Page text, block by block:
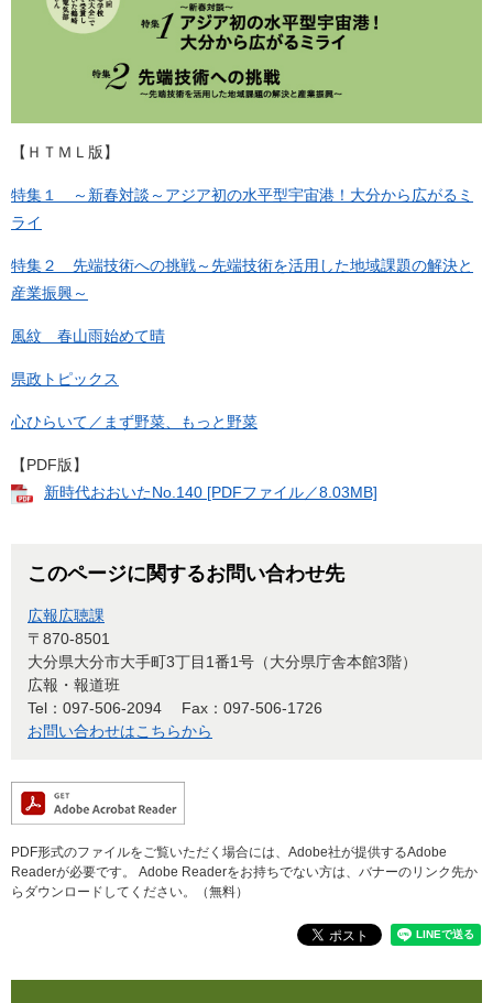
【ＨＴＭＬ版】
特集１ ～新春対談～アジア初の水平型宇宙港！大分から広がるミ
ライ
特集２ 先端技術への挑戦～先端技術を活用した地域課題の解決と
産業振興～
風紋 春山雨始めて晴
県政トピックス
心ひらいて／まず野菜、もっと野菜
【PDF版】
新時代おおいたNo.140 [PDFファイル／8.03MB]
このページに関するお問い合わせ先
広報広聴課
〒870-8501
大分県大分市大手町3丁目1番1号（大分県庁舎本館3階）
広報・報道班
Tel：097-506-2094
Fax：097-506-1726
お問い合わせはこちらから
PDF形式のファイルをご覧いただく場合には、Adobe社が提供するAdobe
Readerが必要です。
Adobe Readerをお持ちでない方は、バナーのリンク先か
らダウンロードしてください。（無料）